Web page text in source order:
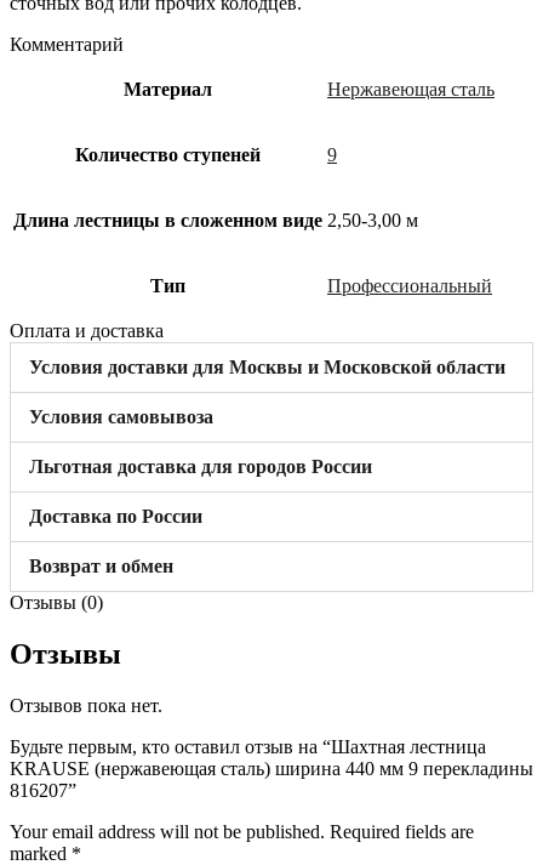
Комментарий
Материал Нержавеющая сталь
Количество ступеней 9
Длина лестницы в сложенном виде 2,50-3,00 м
Тип Профессиональный
Оплата и доставка
Условия доставки для Москвы и Московской области
Условия самовывоза
Льготная доставка для городов России
Доставка по России
Возврат и обмен
Отзывы (0)
Отзывы
Отзывов пока нет.
Будьте первым, кто оставил отзыв на “Шахтная лестница
KRAUSE (нержавеющая сталь) ширина 440 мм 9 перекладины
816207”
Your email address will not be published. Required fields are
marked *